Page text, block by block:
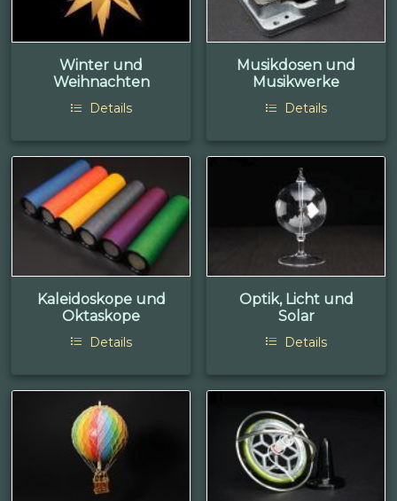
Winter und
Weihnachten
Details
Musikdosen und
Musikwerke
Details
Kaleidoskope und
Oktaskope
Details
Optik, Licht und
Solar
Details